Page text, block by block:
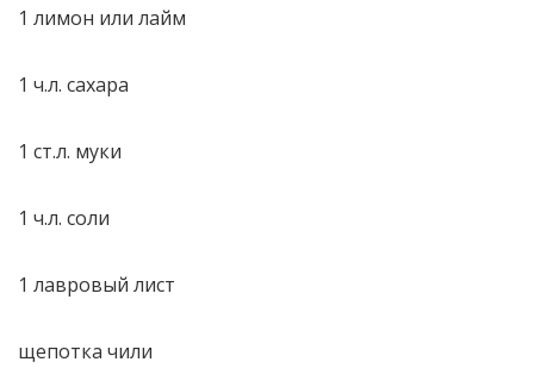
1 лимон или лайм
1 ч.л. сахара
1 ст.л. муки
1 ч.л. соли
1 лавровый лист
щепотка чили